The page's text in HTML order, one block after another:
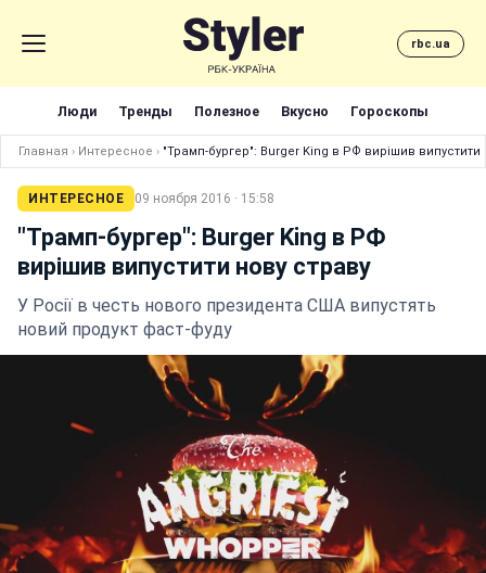
rbc.ua
Люди Тренды Полезное Вкусно Гороскопы
Главная › Интересное › "Трамп-бургер": Burger King в РФ вирішив випустити
ИНТЕРЕСНОЕ 09 ноября 2016 · 15:58
"Трамп-бургер": Burger King в РФ
вирішив випустити нову страву
У Росії в честь нового президента США випустять
новий продукт фаст-фуду